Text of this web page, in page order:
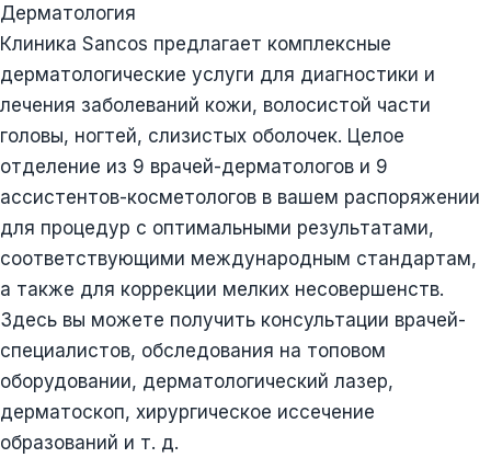
Дерматология
Клиника Sancos предлагает комплексные
дерматологические услуги для диагностики и
лечения заболеваний кожи, волосистой части
головы, ногтей, слизистых оболочек. Целое
отделение из 9 врачей-дерматологов и 9
ассистентов-косметологов в вашем распоряжении
для процедур с оптимальными результатами,
соответствующими международным стандартам,
а также для коррекции мелких несовершенств.
Здесь вы можете получить консультации врачей-
специалистов, обследования на топовом
оборудовании, дерматологический лазер,
дерматоскоп, хирургическое иссечение
образований и т. д.